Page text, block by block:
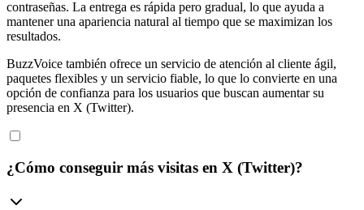
contraseñas. La entrega es rápida pero gradual, lo que ayuda a
mantener una apariencia natural al tiempo que se maximizan los
resultados.
BuzzVoice también ofrece un servicio de atención al cliente ágil,
paquetes flexibles y un servicio fiable, lo que lo convierte en una
opción de confianza para los usuarios que buscan aumentar su
presencia en X (Twitter).
¿Cómo conseguir más visitas en X (Twitter)?